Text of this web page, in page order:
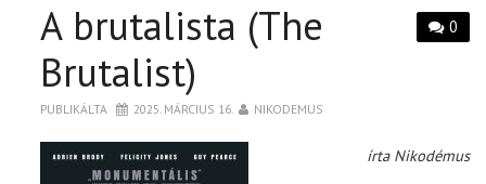
0
A brutalista (The
Brutalist)
PUBLIKÁLTA 2025. MÁRCIUS 16. NIKODEMUS
írta Nikodémus